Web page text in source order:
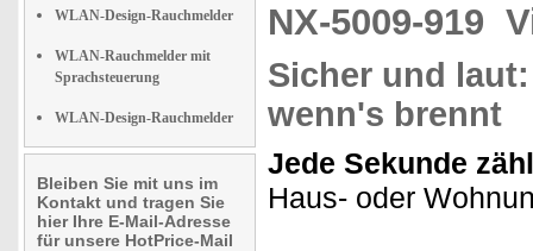
WLAN-Design-Rauchmelder
WLAN-Rauchmelder mit
Sprachsteuerung
WLAN-Design-Rauchmelder
Bleiben Sie mit uns im
Kontakt und tragen Sie
hier Ihre E-Mail-Adresse
für unsere HotPrice-Mail
NX-5009-919
Sicher und
wenn's brennt
Jede Sekunde
Haus- oder